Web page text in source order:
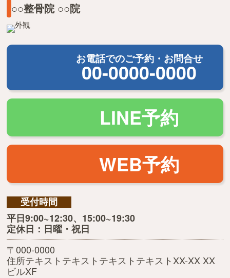
○○整骨院 ○○院
お電話でのご予約・お問合せ
00-0000-0000
LINE予約
WEB予約
受付時間
平日9:00~12:30、15:00~19:30
定休日：日曜・祝日
〒000-0000
住所テキストテキストテキストテキストXX-XX XX
ビルXF